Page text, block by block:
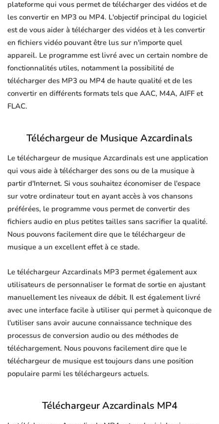
plateforme qui vous permet de télécharger des vidéos et de
les convertir en MP3 ou MP4. L'objectif principal du logiciel
est de vous aider à télécharger des vidéos et à les convertir
en fichiers vidéo pouvant être lus sur n'importe quel
appareil. Le programme est livré avec un certain nombre de
fonctionnalités utiles, notamment la possibilité de
télécharger des MP3 ou MP4 de haute qualité et de les
convertir en différents formats tels que AAC, M4A, AIFF et
FLAC.
Téléchargeur de Musique Azcardinals
Le téléchargeur de musique Azcardinals est une application
qui vous aide à télécharger des sons ou de la musique à
partir d'Internet. Si vous souhaitez économiser de l'espace
sur votre ordinateur tout en ayant accès à vos chansons
préférées, le programme vous permet de convertir des
fichiers audio en plus petites tailles sans sacrifier la qualité.
Nous pouvons facilement dire que le téléchargeur de
musique a un excellent effet à ce stade.
Le téléchargeur Azcardinals MP3 permet également aux
utilisateurs de personnaliser le format de sortie en ajustant
manuellement les niveaux de débit. Il est également livré
avec une interface facile à utiliser qui permet à quiconque de
l'utiliser sans avoir aucune connaissance technique des
processus de conversion audio ou des méthodes de
téléchargement. Nous pouvons facilement dire que le
téléchargeur de musique est toujours dans une position
populaire parmi les téléchargeurs actuels.
Téléchargeur Azcardinals MP4